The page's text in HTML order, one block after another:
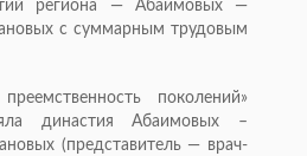
региона — Абаимовых —
с суммарным трудовым
поколений»
династия Абаимовых –
(представитель — врач-